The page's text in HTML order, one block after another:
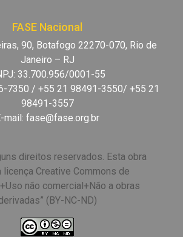
FASE Nacional
90, Botafogo 22270-070, Rio de
Janeiro – RJ
33.700.956/0001-55
7350 / +55 21 98491-3550/ +55 21
98491-3557
mail: fase@fase.org.br
direitos reservados. Esta obra
licença Creative Commons de
não comercial+Não a obras
(BY-NC-ND)